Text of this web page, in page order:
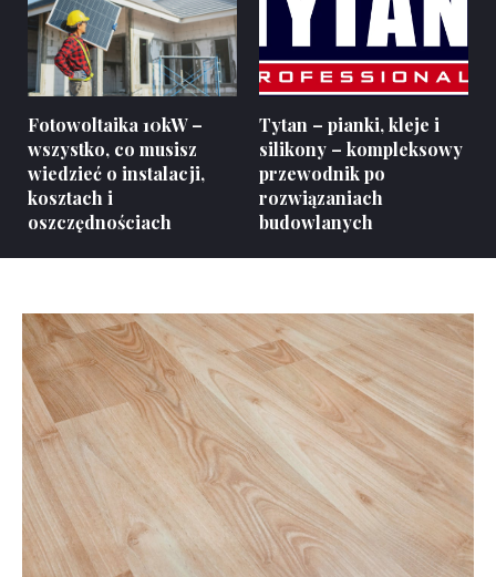
Fotowoltaika 10kW –
wszystko, co musisz
wiedzieć o instalacji,
kosztach i
oszczędnościach
Tytan – pianki, kleje i
silikony – kompleksowy
przewodnik po
rozwiązaniach
budowlanych